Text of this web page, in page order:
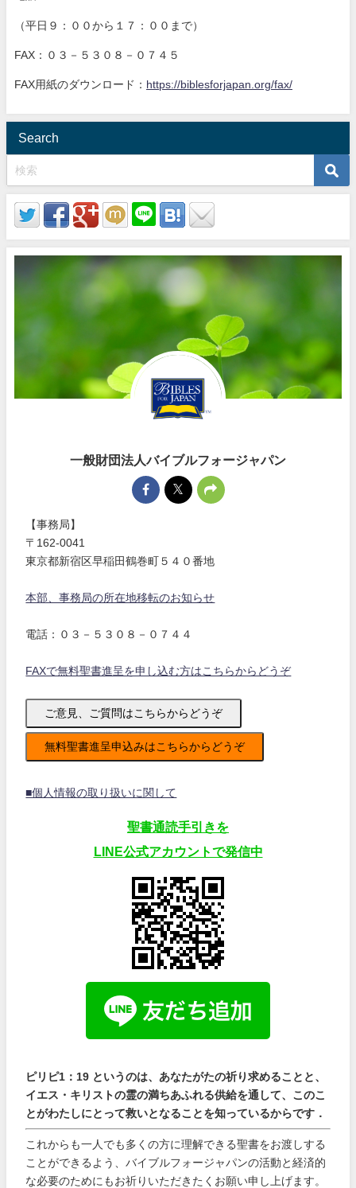
（平日９：００から１７：００まで）
FAX：０３－５３０８－０７４５
FAX用紙のダウンロード： https://biblesforjapan.org/fax/
Search
一般財団法人バイブルフォージャパン
【事務局】
〒162-0041
東京都新宿区早稲田鶴巻町５４０番地
本部、事務局の所在地移転のお知らせ
電話：０３－５３０８－０７４４
FAXで無料聖書進呈を申し込む方はこちらからどうぞ
ご意見、ご質問はこちらからどうぞ
無料聖書進呈申込みはこちらからどうぞ
■個人情報の取り扱いに関して
聖書通読手引きを
LINE公式アカウントで発信中
ピリピ1：19 というのは、あなたがたの祈り求めることと、
イエス・キリストの霊の満ちあふれる供給を通して、このこ
とがわたしにとって救いとなることを知っているからです．
これからも一人でも多くの方に理解できる聖書をお渡しする
ことができるよう、バイブルフォージャパンの活動と経済的
な必要のためにもお祈りいただきたくお願い申し上げます。